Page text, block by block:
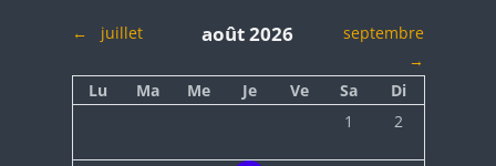
← juillet août 2026
septembre
→
Lundi
Lu Mardi
Ma Mercredi
Me Jeudi
Je Vendredi
Ve Samedi
Sa Dimanche
Di
Aucun événement,
1 Aucun
2